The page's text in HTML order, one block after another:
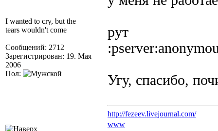
I wanted to cry, but the
tears wouldn't come
Сообщений: 2712
Зарегистрирован: 19. Мая
2006
Пол:
рут
Угу, спасибо,
http://fezeev.livejournal.com/
www